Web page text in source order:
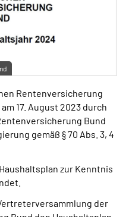
Rentenversicherung
17. August 2023 durch
Bund
gemäß § 70 Abs. 3, 4
zur Kenntnis
der